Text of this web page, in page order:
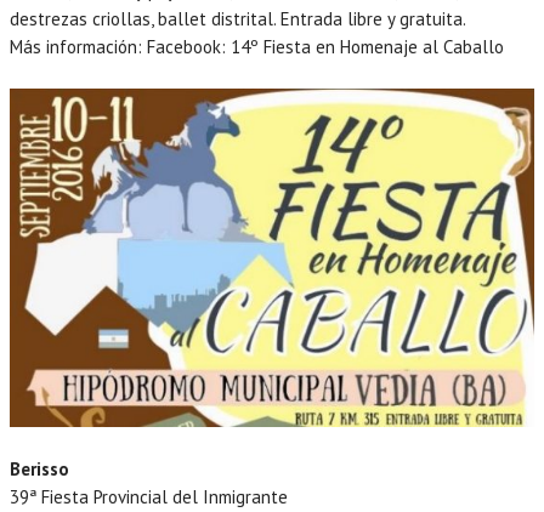
destrezas criollas, ballet distrital. Entrada libre y gratuita.
Más información: Facebook: 14º Fiesta en Homenaje al Caballo
Berisso
39ª Fiesta Provincial del Inmigrante